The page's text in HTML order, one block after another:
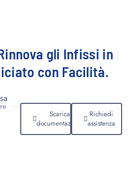
gli Infissi in
con Facilità.
Scarica
documentazione
Richiedi
assistenza